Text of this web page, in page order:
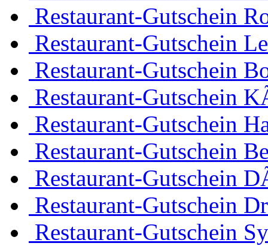
Restaurant-Gutschein
Restaurant-Gutschein
Restaurant-Gutschein
Restaurant-Gutschein
Restaurant-Gutschein
Restaurant-Gutschein
Restaurant-Gutschein
Restaurant-Gutschein
Restaurant-Gutschein